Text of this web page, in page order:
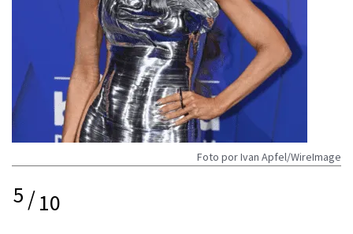
Foto por Ivan Apfel/WireImage
5/10